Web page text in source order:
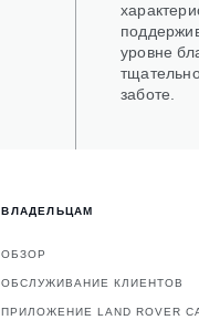
уровне
заботе.
ВЛАДЕЛЬЦАМ
ОБЗОР
ОБСЛУЖИВАНИЕ КЛИЕНТОВ
ПРИЛОЖЕНИЕ LAND ROVER